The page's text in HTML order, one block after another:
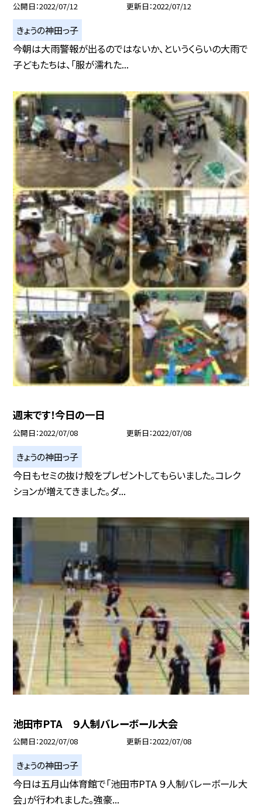
公開日 2022/07/12 更新日 2022/07/12
きょうの神田っ子
今朝は大雨警報が出るのではないか、というくらいの大雨で
子どもたちは、「服が濡れた...
週末です！今日の一日
公開日 2022/07/08 更新日 2022/07/08
きょうの神田っ子
今日もセミの抜け殻をプレゼントしてもらいました。コレク
ションが増えてきました。ダ...
池田市PTA ９人制バレーボール大会
公開日 2022/07/08 更新日 2022/07/08
きょうの神田っ子
今日は五月山体育館で「池田市PTA ９人制バレーボール大
会」が行われました。強豪...